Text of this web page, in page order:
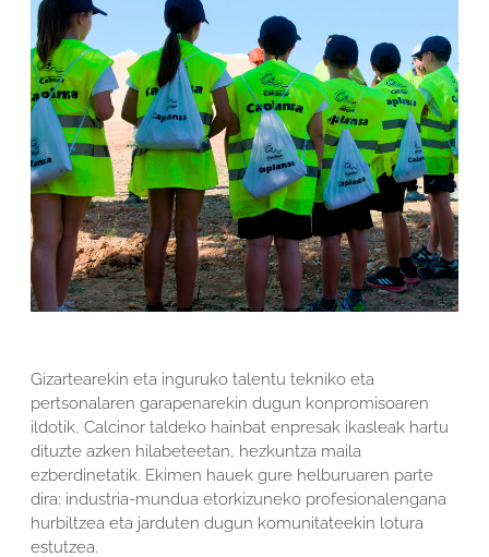
Gizartearekin eta inguruko talentu tekniko eta
pertsonalaren garapenarekin dugun konpromisoaren
ildotik, Calcinor taldeko hainbat enpresak ikasleak hartu
dituzte azken hilabeteetan, hezkuntza maila
ezberdinetatik. Ekimen hauek gure helburuaren parte
dira: industria-mundua etorkizuneko profesionalengana
hurbiltzea eta jarduten dugun komunitateekin lotura
estutzea.